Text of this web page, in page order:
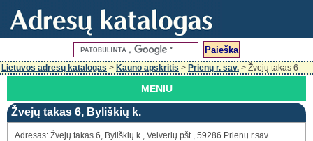
Lietuvos adresų katalogas > Kauno apskritis > Prienų r. sav. > Žvejų takas 6
MENIU
Žvejų takas 6, Byliškių k.
Adresas: Žvejų takas 6, Byliškių k., Veiverių pšt., 59286 Prienų r.sav.